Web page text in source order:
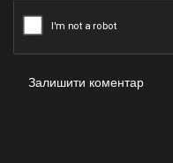
Залишити коментар